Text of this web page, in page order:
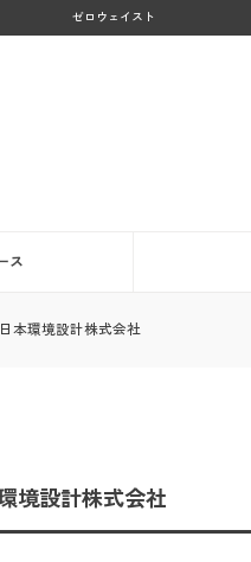
ゼロウェイスト
ス
本環境設計株式会社
境設計株式会社